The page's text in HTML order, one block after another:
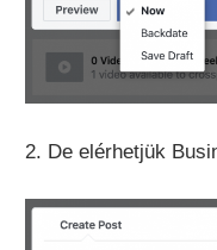
2. De elérhetjük